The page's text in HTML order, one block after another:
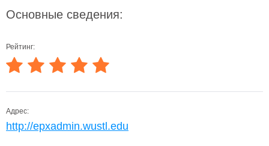
Основные сведения:
Рейтинг:
Адрес:
http://epxadmin.wustl.edu